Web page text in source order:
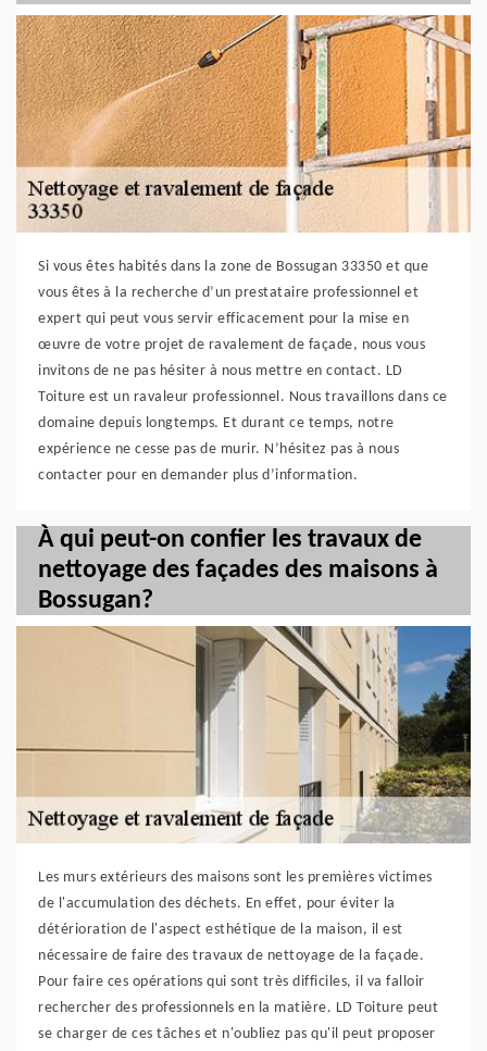
Si vous êtes habités dans la zone de Bossugan 33350 et que
vous êtes à la recherche d’un prestataire professionnel et
expert qui peut vous servir efficacement pour la mise en
œuvre de votre projet de ravalement de façade, nous vous
invitons de ne pas hésiter à nous mettre en contact. LD
Toiture est un ravaleur professionnel. Nous travaillons dans ce
domaine depuis longtemps. Et durant ce temps, notre
expérience ne cesse pas de murir. N’hésitez pas à nous
contacter pour en demander plus d’information.
À qui peut-on confier les travaux de
nettoyage des façades des maisons à
Bossugan?
Les murs extérieurs des maisons sont les premières victimes
de l'accumulation des déchets. En effet, pour éviter la
détérioration de l'aspect esthétique de la maison, il est
nécessaire de faire des travaux de nettoyage de la façade.
Pour faire ces opérations qui sont très difficiles, il va falloir
rechercher des professionnels en la matière. LD Toiture peut
se charger de ces tâches et n'oubliez pas qu'il peut proposer